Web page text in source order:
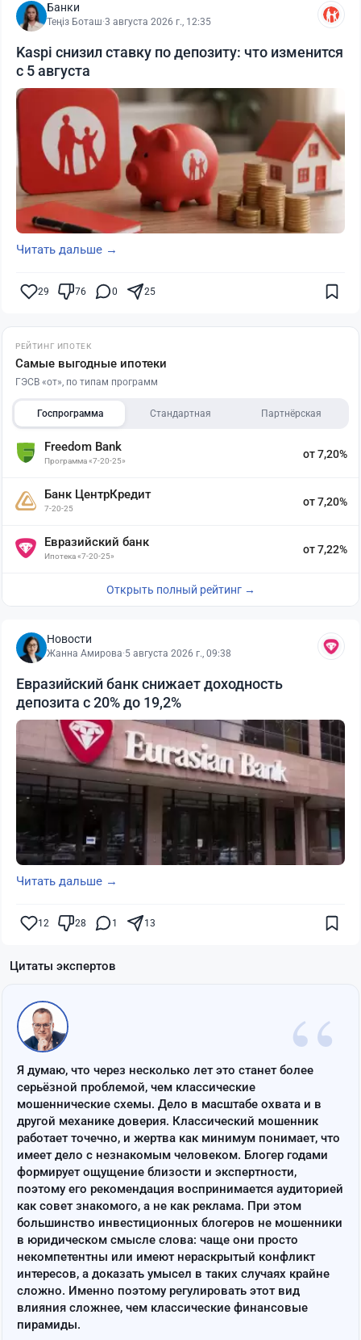
Банки
Теңіз Боташ·3 августа 2026 г., 12:35
Kaspi снизил ставку по депозиту: что изменится
с 5 августа
Читать дальше →
29 76 0 25
РЕЙТИНГ ИПОТЕК
Самые выгодные ипотеки
ГЭСВ «от», по типам программ
Госпрограмма Стандартная Партнёрская
Freedom Bank
Программа «7-20-25»
от 7,20%
Банк ЦентрКредит
7-20-25
от 7,20%
Евразийский банк
Ипотека «7-20-25»
от 7,22%
Открыть полный рейтинг →
Новости
Жанна Амирова·5 августа 2026 г., 09:38
Евразийский банк снижает доходность
депозита с 20% до 19,2%
Читать дальше →
12 28 1 13
Цитаты экспертов
“
Я думаю, что через несколько лет это станет более
серьёзной проблемой, чем классические
мошеннические схемы. Дело в масштабе охвата и в
другой механике доверия. Классический мошенник
работает точечно, и жертва как минимум понимает, что
имеет дело с незнакомым человеком. Блогер годами
формирует ощущение близости и экспертности,
поэтому его рекомендация воспринимается аудиторией
как совет знакомого, а не как реклама. При этом
большинство инвестиционных блогеров не мошенники
в юридическом смысле слова: чаще они просто
некомпетентны или имеют нераскрытый конфликт
интересов, а доказать умысел в таких случаях крайне
сложно. Именно поэтому регулировать этот вид
влияния сложнее, чем классические финансовые
пирамиды.